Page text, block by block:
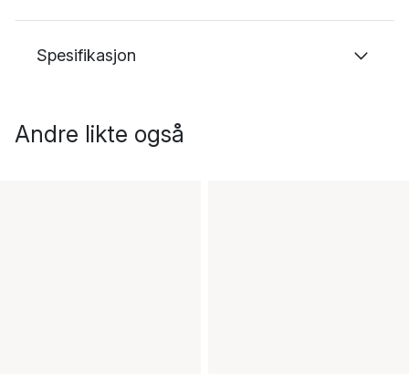
Spesifikasjon
Andre likte også